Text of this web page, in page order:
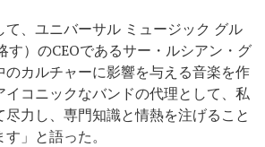
て、ユニバーサル ミュージック グル
す）のCEOであるサー・ルシアン・グ
のカルチャーに影響を与える音楽を作
イコニックなバンドの代理として、私
力し、専門知識と情熱を注げること
」と語った。